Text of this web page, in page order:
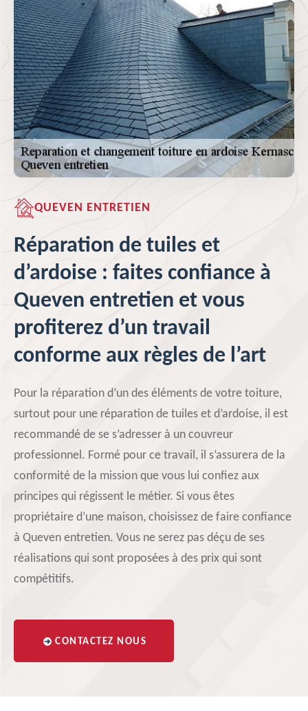
QUEVEN ENTRETIEN
Réparation de tuiles et
d’ardoise : faites confiance à
Queven entretien et vous
profiterez d’un travail
conforme aux règles de l’art
Pour la réparation d’un des éléments de votre toiture,
surtout pour une réparation de tuiles et d’ardoise, il est
recommandé de se s’adresser à un couvreur
professionnel. Formé pour ce travail, il s’assurera de la
conformité de la mission que vous lui confiez aux
principes qui régissent le métier. Si vous êtes
propriétaire d’une maison, choisissez de faire confiance
à Queven entretien. Vous ne serez pas déçu de ses
réalisations qui sont proposées à des prix qui sont
compétitifs.
CONTACTEZ NOUS